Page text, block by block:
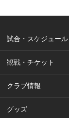
試合・スケジュール
観戦・チケット
クラブ情報
グッズ